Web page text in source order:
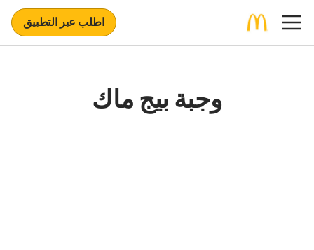
اطلب عبر التطبيق
وجبة بيج ماك